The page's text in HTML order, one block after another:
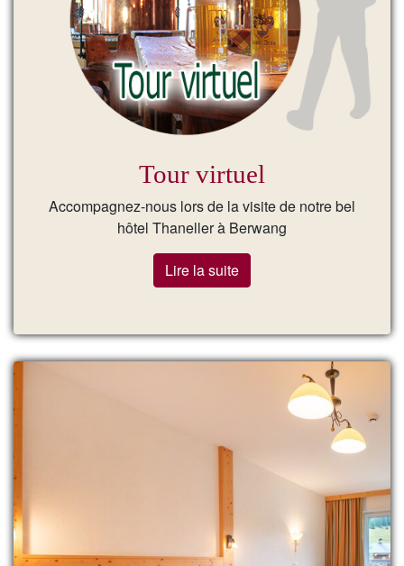
Tour virtuel
Accompagnez-nous lors de la visite de notre bel
hôtel Thaneller à Berwang
Lire la suite